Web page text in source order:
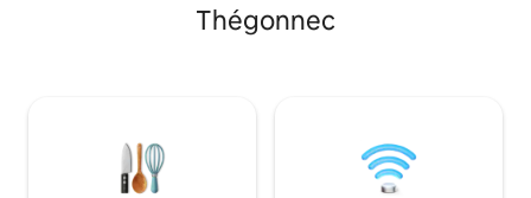
และผ้าปูที่นอนในครัวให้บริการทำความ
Thégonnec